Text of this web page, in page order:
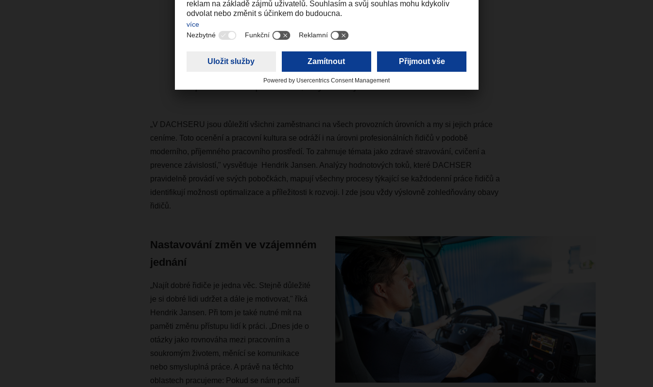
„V DACHSERU jsou důležití všichni zaměstnanci na
všech provozních úrovních a my si jejich práce ceníme.
Toto ocenění a pracovní kultura se odráží i na úrovni
profesionálních řidičů v podobě moderního, příjemného
pracovního prostředí," vysvětluje Hendrik Jansen.
„V DACHSERU jsou důležití všichni zaměstnanci na všech provozních úrovních a my si jejich práce
ceníme. Toto ocenění a pracovní kultura se odráží i na úrovni profesionálních řidičů v podobě
moderního, příjemného pracovního prostředí. To zahrnuje témata jako zdravé stravování, cvičení a
prevence závislostí," vysvětluje Hendrik Jansen. Analýzy hodnotových toků, které DACHSER
pravidelně provádí ve svých pobočkách, mapují všechny procesy týkající se každodenní práce řidičů a
identifikují možnosti optimalizace a příležitosti k rozvoji. I zde jsou vždy výslovně zohledňovány obavy
řidičů.
Nastavování změn ve vzájemném
jednání
„Najít dobré řidiče je jedna věc. Stejně důležité
je si dobré lidi udržet a dále je motivovat," říká
Hendrik Jansen. Při tom je také nutné mít na
paměti změnu přístupu lidí k práci. „Dnes jde o
otázky jako rovnováha mezi pracovním a
soukromým životem, měnící se komunikace
nebo smysluplná práce. A právě na těchto
oblastech pracujeme: Pokud se nám podaří